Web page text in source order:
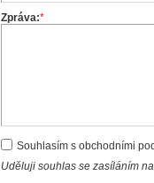
Zpráva:*
Souhlasím s obchodními
Uděluji souhlas se zasíláním